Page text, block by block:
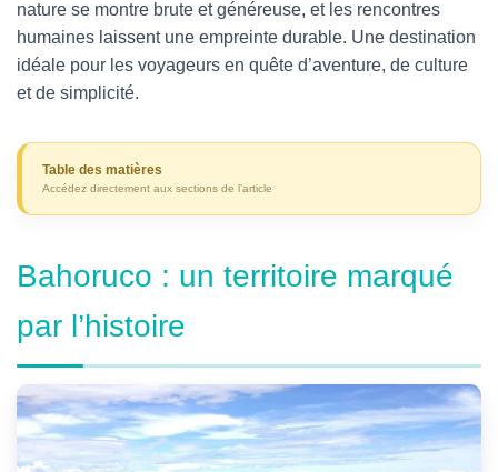
nature se montre brute et généreuse, et les rencontres
humaines laissent une empreinte durable. Une destination
idéale pour les voyageurs en quête d’aventure, de culture
et de simplicité.
Table des matières
Bahoruco : un territoire marqué
par l’histoire